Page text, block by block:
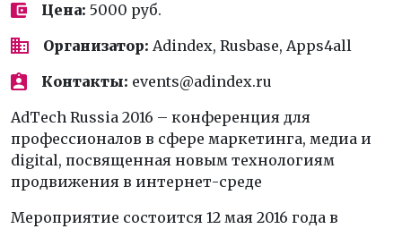
Цена: 5000 руб.
Организатор: Adindex, Rusbase, Apps4all
Контакты: events@adindex.ru
AdTech Russia 2016 – конференция для
профессионалов в сфере маркетинга, медиа и
digital, посвященная новым технологиям
продвижения в интернет-среде
Мероприятие состоится 12 мая 2016 года в